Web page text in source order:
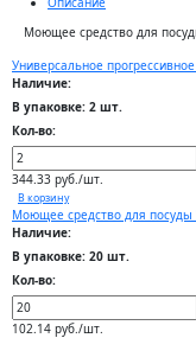
Моющее средство для
Универсальное
Наличие:
В упаковке: 2 шт.
Кол-во:
344.33 руб./шт.
В корзину
Моющее средство для посуды
Наличие:
В упаковке: 20 шт.
Кол-во:
102.14 руб./шт.